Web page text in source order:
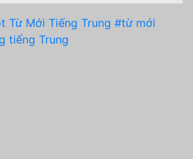
Từ Mới Tiếng Trung #từ mới
tiếng Trung